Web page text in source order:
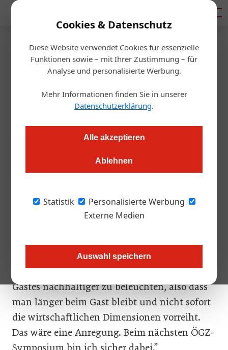
Cookies & Datenschutz
Diese Website verwendet Cookies für essenzielle
Funktionen sowie – mit Ihrer Zustimmung – für
Analyse und personalisierte Werbung.
Mehr Informationen finden Sie in unserer
Datenschutzerklärung.
Alle akzeptieren
Ablehnen
Statistik
Personalisierte Werbung
Externe Medien
Auswahl speichern
Startseite/Allgemein
Umfrage der Woche
Redaktion.OEGZ 08.10.2015, 00:00 Uhr
Hand aufs Herz: Wie hat Ihnen das ÖGZ-Symposium gefallen?
Barbara Guger, Hotelberaterin
gut gefallen. Besonders inspirierend fand ich
den Vortrag von Helmut List von Kohl &
Workshop über Servicedesign. Was ich mir
wünschen würde, ist, die Perspektive des
Gastes nachhaltiger zu beleuchten, also dass
man länger beim Gast bleibt und nicht sofort
die wirtschaftlichen Dimensionen vorreiht.
Das wäre eine Anregung. Beim nächsten ÖGZ-